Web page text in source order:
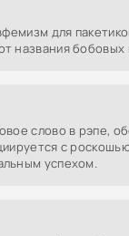
для
названия бобовых
слово в рэпе,
с
успехом.